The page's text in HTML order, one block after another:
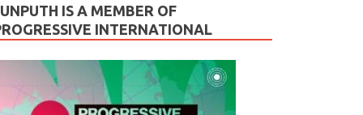
IS A MEMBER OF
INTERNATIONAL